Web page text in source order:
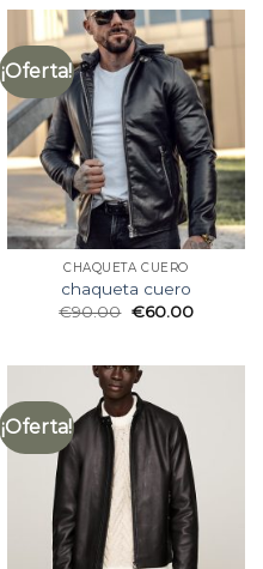
¡Oferta!
CHAQUETA CUERO
chaqueta cuero
€90.00 €60.00
¡Oferta!